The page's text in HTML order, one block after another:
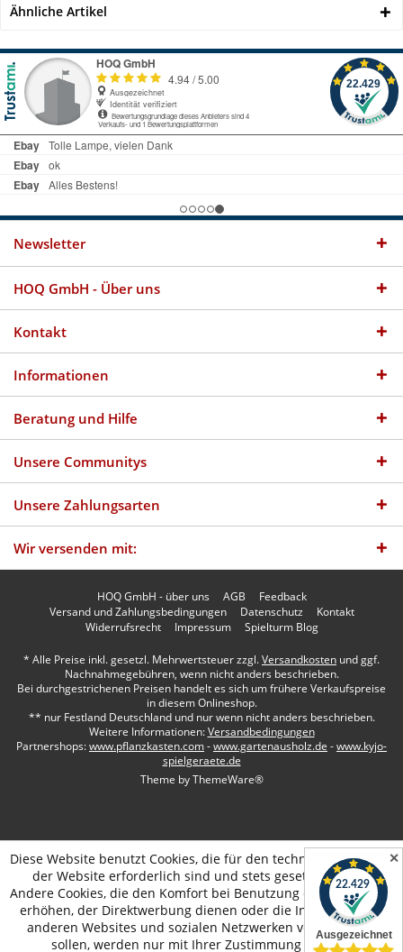
Ähnliche Artikel
✕
Newsletter
HOQ GmbH - Über uns
Kontakt
Informationen
Beratung und Hilfe
Unsere Communitys
Unsere Zahlungsarten
Wir versenden mit:
HOQ GmbH - über uns AGB
Feedback
Versand und Zahlungsbedingungen
Datenschutz
Kontakt
Widerrufsrecht
Impressum Spielturm Blog
* Alle Preise inkl. gesetzl. Mehrwertsteuer zzgl.Versandkosten und ggf.
Nachnahmegebühren, wenn nicht anders beschrieben.
Bei durchgestrichenen Preisen handelt es sich um frühere Verkaufspreise
in diesem Onlineshop.
** nur Festland Deutschland und nur wenn nicht anders beschrieben.
Weitere Informationen:Versandbedingungen
Partnershops:www.pflanzkasten.com-www.gartenausholz.de -www.kyjo-
spielgeraete.de
Theme byThemeWare®
Diese Website benutzt Cookies, die für den technischen Betrieb
der Website erforderlich sind und stets gesetzt werden.
Andere Cookies, die den Komfort bei Benutzung dieser Website
erhöhen, der Direktwerbung dienen oder die Interaktion mit
anderen Websites und sozialen Netzwerken vereinfachen
sollen, werden nur mit Ihrer Zustimmung gesetzt.